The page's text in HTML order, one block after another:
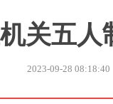
关五人
2023-09-28 08:18:40